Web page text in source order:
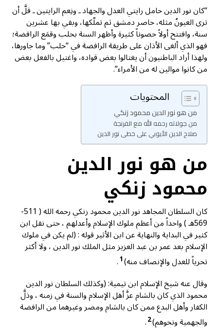
“كان نور الدين حامل رايتي العدل والجهاد ـ ونِعم الرايتين ـ قلَّ أن
ترى العيونُ مثله، حاصر دمشق ثم تملّكها، وبقي بها عشرين
سنة، وافتتح أولاً حصوناً كثيرة وأظهر السنة بحلب وقمَع الرافضة؛
فهو الذي ألغى الأذان على طريقة الرافضة في “حلب” وما جاورها،
ولهذا أراد الباطنيون أن يغتالوا بعض قواده، واغتيل بالفعل بعض
من كانوا موالين له من الأمراء”.
المحتويات
من هو نور الدين محمود زنكي
من جولاته رحمه الله مع الفرنجة
صلاح الدين الأيوبي على خطى نور الدين
من هو نور الدين
محمود زنكي
كان السلطان المجاهد نور الدين محمود زنكي رحمه الله ( 511-
569هـ ) واحداً من أعظم ملوك الإسلام وأعدلهم ، حتى نقل ابن
كثير في البداية والنهاية عن ابن الأثير قوله : (لم يكن في ملوك
الإسلام بعد عمر بن عبد العزيز مثل الملك نور الدين ، ولا أكثر
تحرياً للعدل والإنصاف منه)1
.
وقال عنه شيخ الإسلام ابن تيمية: (وكذلك السلطان نور الدين
محمود الذي كان بالشام عزَّ أهل الإسلام والسنة في زمنه ، وذلَّ
الكفار وأهل البدع ممن كان بالشام ومصر وغيرهما من الرافضة
والجهمية ونحوهم)2
.